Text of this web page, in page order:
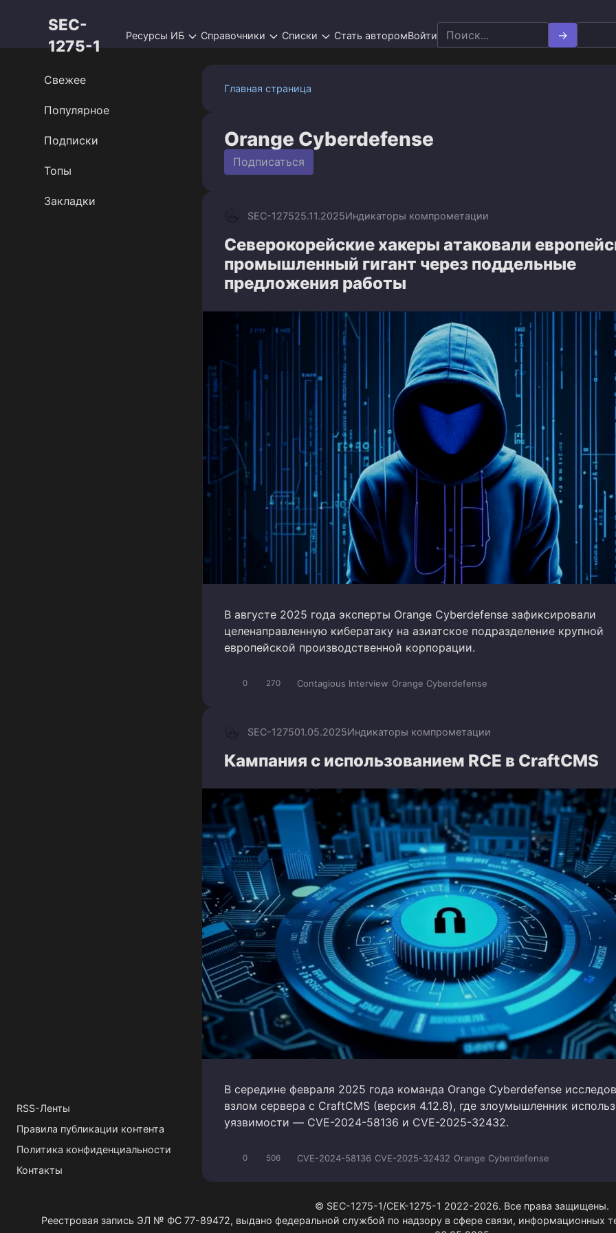
SEC-
1275-1
Ресурсы ИБ Справочники Списки Стать авторомВойти Search
for:
Главная страница
Orange Cyberdefense
Подписаться
SEC-127525.11.2025Индикаторы компрометации
Северокорейские хакеры атаковали
промышленный гигант через поддельные
предложения работы
В августе 2025 года эксперты Orange Cyberdefense зафиксировали
целенаправленную кибератаку на азиатское подразделение крупной
европейской производственной корпорации.
0 270 Contagious Interview Orange Cyberdefense
SEC-127501.05.2025Индикаторы компрометации
Кампания с использованием RCE в CraftCMS
В середине февраля 2025 года команда Orange Cyberdefense
взлом сервера с CraftCMS (версия 4.12.8), где злоумышленник
уязвимости — CVE-2024-58136 и CVE-2025-32432.
0 506 CVE-2024-58136 CVE-2025-32432 Orange Cyberdefense
Свежее
Популярное
Подписки
Топы
Закладки
RSS-Ленты
Правила публикации контента
Политика конфиденциальности
Контакты
© SEC-1275-1/СЕК-1275-1 2022-2026. Все права защищены.
Реестровая запись ЭЛ № ФС 77-89472, выдано федеральной службой по надзору в сфере связи, информационных